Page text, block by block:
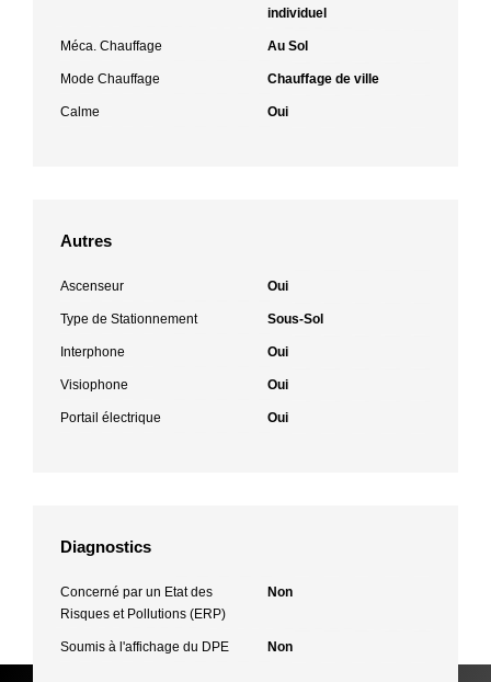
individuel
Méca. Chauffage Au Sol
Mode Chauffage Chauffage de ville
Calme Oui
Autres
Ascenseur Oui
Type de Stationnement Sous-Sol
Interphone Oui
Visiophone Oui
Portail électrique Oui
Diagnostics
Concerné par un Etat des
Risques et Pollutions (ERP)
Non
Soumis à l'affichage du DPE Non